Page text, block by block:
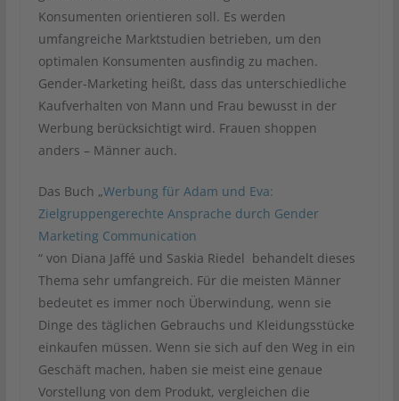
Konsumenten orientieren soll. Es werden
umfangreiche Marktstudien betrieben, um den
optimalen Konsumenten ausfindig zu machen.
Gender-Marketing heißt, dass das unterschiedliche
Kaufverhalten von Mann und Frau bewusst in der
Werbung berücksichtigt wird. Frauen shoppen
anders – Männer auch.
Das Buch „Werbung für Adam und Eva:
Zielgruppengerechte Ansprache durch Gender
Marketing Communication
“ von Diana Jaffé und Saskia Riedel behandelt dieses
Thema sehr umfangreich. Für die meisten Männer
bedeutet es immer noch Überwindung, wenn sie
Dinge des täglichen Gebrauchs und Kleidungsstücke
einkaufen müssen. Wenn sie sich auf den Weg in ein
Geschäft machen, haben sie meist eine genaue
Vorstellung von dem Produkt, vergleichen die